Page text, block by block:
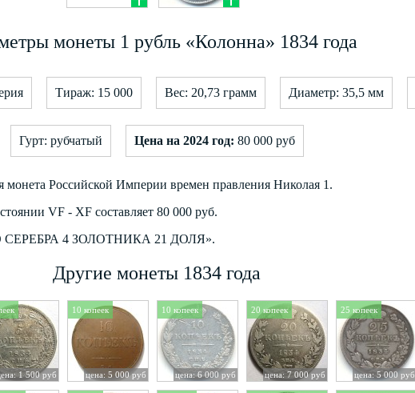
монеты 1 рубль «Колонна» 1834 года
Тираж: 15 000 Вес: 20,73 грамм Диаметр: 35,5 мм
Гурт: рубчатый Цена на 2024 год: 80 000 руб
монета Российской Империи времен правления Николая 1.
VF - XF составляет 80 000 руб.
СЕРЕБРА 4 ЗОЛОТНИКА 21 ДОЛЯ».
Другие монеты 1834 года
1 500 руб
10 копеек
цена: 5 000 руб
10 копеек
цена: 6 000 руб
20 копеек
цена: 7 000 руб
25 копеек
цена: 5 000 руб